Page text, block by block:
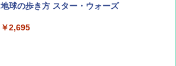
BE-PAL(ビ-パル) 2026年 9 月号【特別付録:
地球の歩き方 スター・ウォーズ
￥2,695